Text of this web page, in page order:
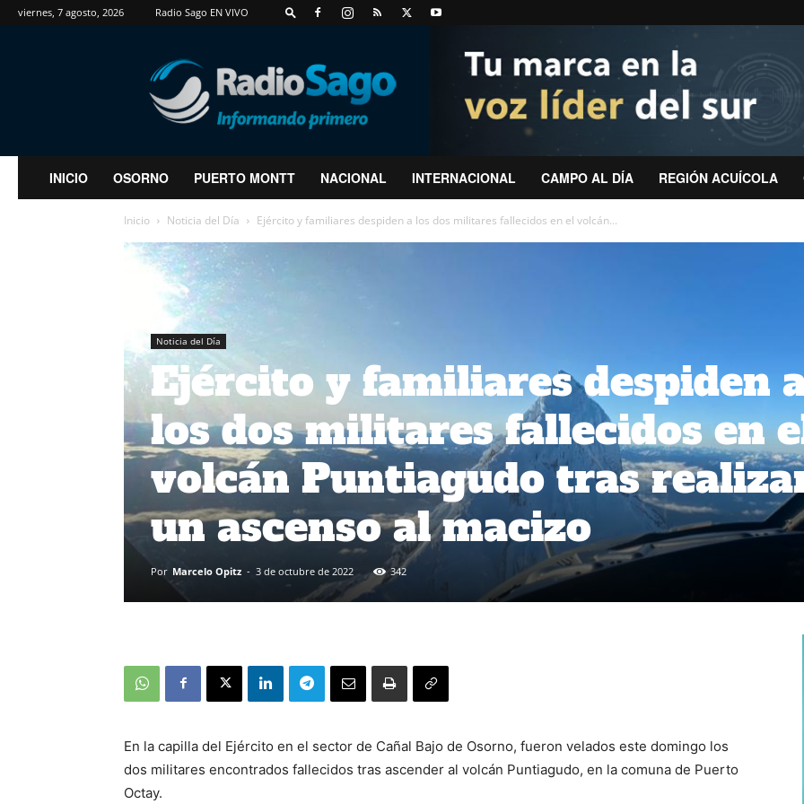
viernes, 7 agosto, 2026 Radio Sago EN VIVO
RadioSago
INICIO OSORNO PUERTO MONTT NACIONAL INTERNACIONAL CAMPO AL DÍA REGIÓN ACUÍCOLA
Inicio Noticia del Día Ejército y familiares despiden a los dos militares fallecidos en el volcán...
Noticia del Día
Ejército y familiares despiden
los dos militares fallecidos en
volcán Puntiagudo tras
un ascenso al macizo
Por Marcelo Opitz - 3 de octubre de 2022 342
En la capilla del Ejército en el sector de Cañal Bajo de Osorno, fueron velados este domingo los
dos militares encontrados fallecidos tras ascender al volcán Puntiagudo, en la comuna de Puerto
Octay.